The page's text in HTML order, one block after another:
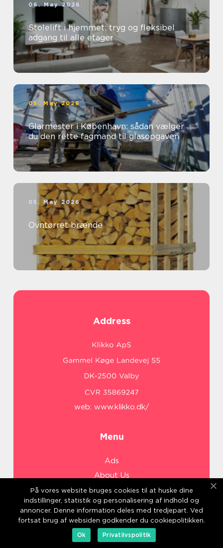
06. May 2026
Stolelift i hjemmet: tryg og fleksibel
adgang til alle etager
05. May 2026
Glarmester i København: sådan vælger
du den rette fagmand til glasopgaven
05. May 2026
Ovntørret brænde
Address
web: www.klikko.dk/
Menu
Ads
About Us
Cookies
Contact
Sitemap
På vores website bruges cookies til at huske dine
indstillinger, statistik og personalisering af indhold og
annoncer. Denne information deles med tredjepart. Ved
fortsat brug af websiden godkender du cookiepolitikken.
Ok
Privatlivspolitik